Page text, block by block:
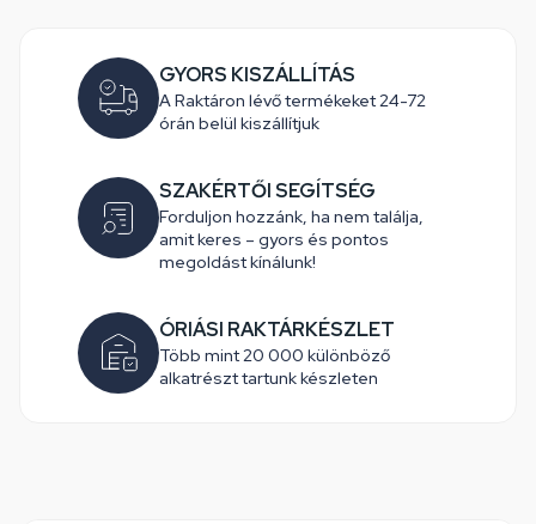
GYORS KISZÁLLÍTÁS
A Raktáron lévő termékeket 24-72
órán belül kiszállítjuk
SZAKÉRTŐI SEGÍTSÉG
Forduljon hozzánk, ha nem találja,
amit keres – gyors és pontos
megoldást kínálunk!
ÓRIÁSI RAKTÁRKÉSZLET
Több mint 20 000 különböző
alkatrészt tartunk készleten